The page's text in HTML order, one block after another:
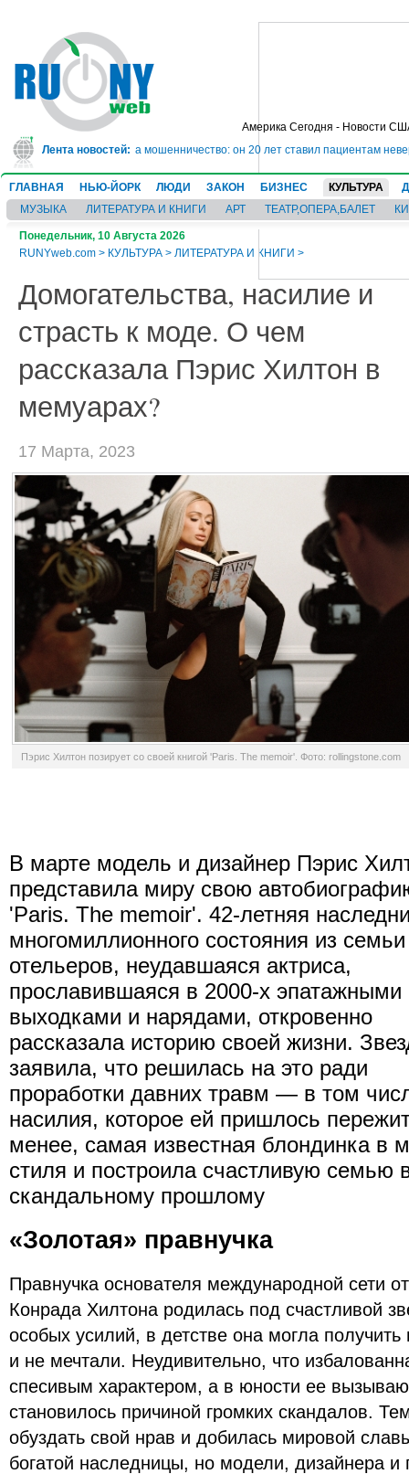
Америка Сегодня - Новости
Лента новостей:
на 10 лет за мошенничество: он 20 лет ставил пациентам неверные
ГЛАВНАЯ НЬЮ-ЙОРК ЛЮДИ ЗАКОН БИЗНЕС КУЛЬТУРА
МУЗЫКА
ЛИТЕРАТУРА И КНИГИ АРТ ТЕАТР,ОПЕРА,БАЛЕТ
Понедельник, 10 Августа 2026
RUNYweb.com > КУЛЬТУРА > ЛИТЕРАТУРА И КНИГИ >
Домогательства, насилие и
страсть к моде. О чем
рассказала Пэрис Хилтон в
мемуарах?
17 Марта, 2023
Пэрис Хилтон позирует со своей книгой 'Paris. The memoir'. Фото: rollingstone.com
В марте модель и дизайнер Пэрис
представила миру свою
'Paris. The memoir'. 42-летняя
многомиллионного состояния из семьи
отельеров, неудавшаяся актриса,
прославившаяся в 2000-х эпатажными
выходками и нарядами, откровенно
рассказала историю своей жизни.
заявила, что решилась на это ради
проработки давних травм — в том
насилия, которое ей пришлось
менее, самая известная блондинка в
стиля и построила счастливую семью
скандальному прошлому
«Золотая» правнучка
Правнучка основателя международной сети
Конрада Хилтона родилась под счастливой
особых усилий, в детстве она могла
и не мечтали. Неудивительно, что
спесивым характером, а в юности ее
становилось причиной громких скандалов.
обуздать свой нрав и добилась мировой
богатой наследницы, но модели, дизайнера и